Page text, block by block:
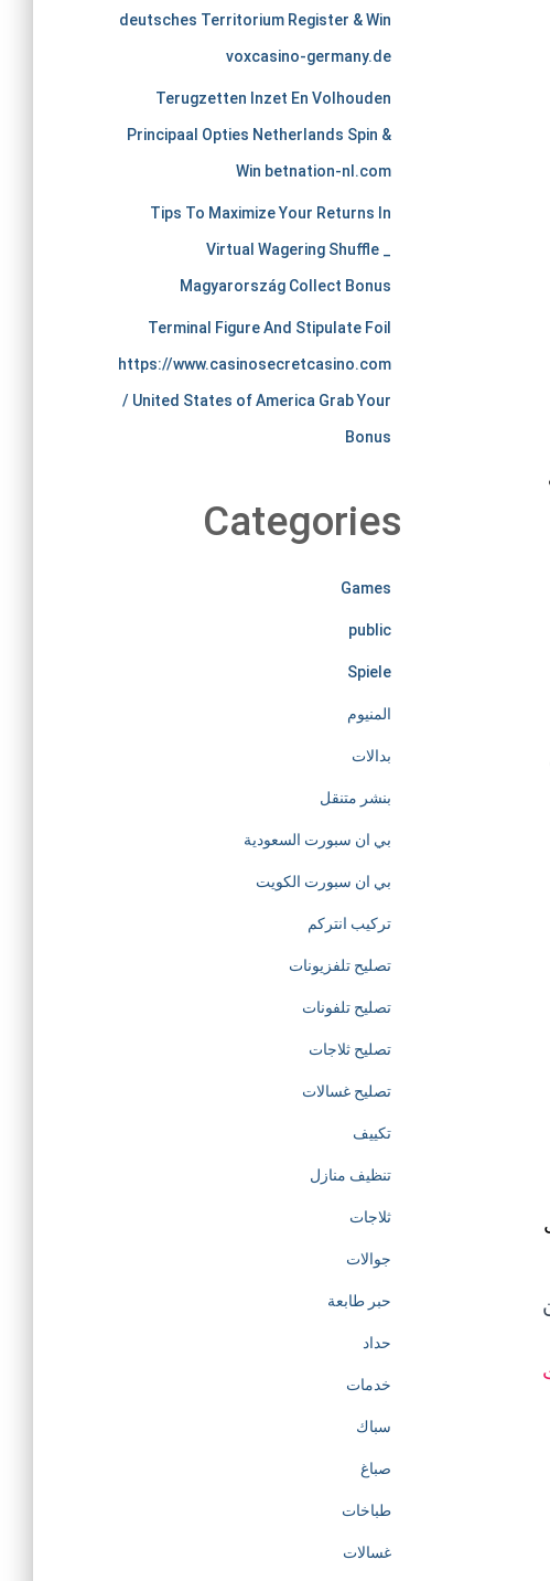
c
h
a
t
s
t
e
e
s
s
y
d
e
d
a
t
d
t
t
deutsches Territorium Register & Win
voxcasino-germany.de
Terugzetten Inzet En Volhouden
Principaal Opties Netherlands Spin &
Win betnation-nl.com
Tips To Maximize Your Returns In
Virtual Wagering Shuffle _
Magyarország Collect Bonus
Terminal Figure And Stipulate Foil
https://www.casinosecretcasino.com
/ United States of America Grab Your
Bonus
Categories
Games
public
Spiele
المنيوم
بدالات
بنشر متنقل
بي ان سبورت السعودية
بي ان سبورت الكويت
تركيب انتركم
تصليح تلفزيونات
تصليح تلفونات
تصليح ثلاجات
تصليح غسالات
تكييف
تنظيف منازل
ثلاجات
جوالات
حبر طابعة
حداد
خدمات
سباك
صباغ
طباخات
غسالات